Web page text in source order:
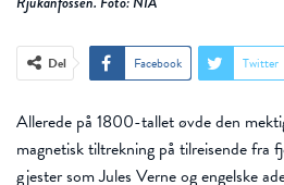
Del Facebook Twitter
Allerede på 1800-tallet øvde den
magnetisk tiltrekning på tilreisende fra
gjester som Jules Verne og engelske